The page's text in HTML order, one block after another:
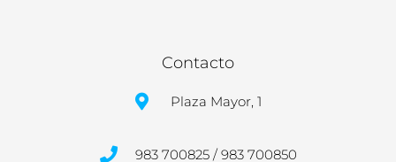
Contacto
Plaza Mayor, 1
983 700825 / 983 700850